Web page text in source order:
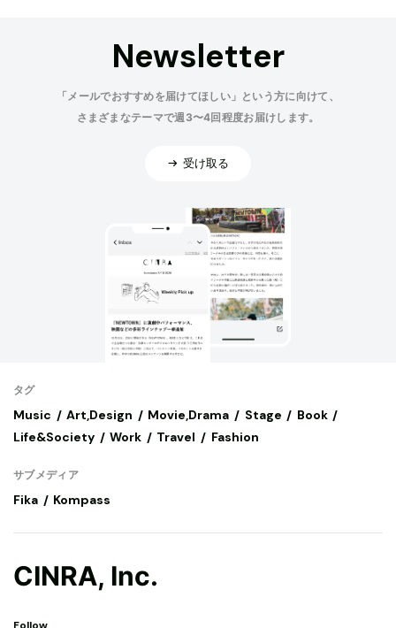
Newsletter
「メールでおすすめを届けてほしい」という方に向けて、
さまざまなテーマで週3〜4回程度お届けします。
受け取る
タグ
Music Art,Design Movie,Drama Stage
Book
Life&Society
Work Travel Fashion
サブメディア
Fika Kompass
CINRA, Inc.
Follow